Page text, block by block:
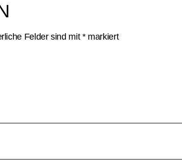
Felder sind mit *markiert